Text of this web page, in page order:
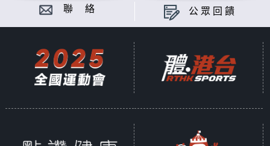
聯 絡 公眾回饋